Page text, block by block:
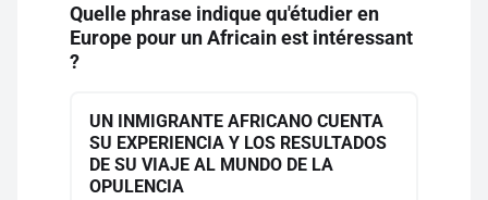
Quelle phrase indique qu'étudier en
Europe pour un Africain est intéressant
?
UN INMIGRANTE AFRICANO CUENTA
SU EXPERIENCIA Y LOS RESULTADOS
DE SU VIAJE AL MUNDO DE LA
OPULENCIA